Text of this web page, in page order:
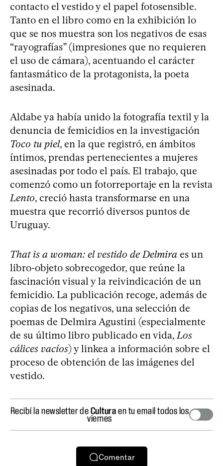
contacto el vestido y el papel fotosensible.
Tanto en el libro como en la exhibición lo
que se nos muestra son los negativos de esas
“rayografías” (impresiones que no requieren
el uso de cámara), acentuando el carácter
fantasmático de la protagonista, la poeta
asesinada.
Aldabe ya había unido la fotografía textil y la
denuncia de femicidios en la investigación
Toco tu piel, en la que registró, en ámbitos
íntimos, prendas pertenecientes a mujeres
asesinadas por todo el país. El trabajo, que
comenzó como un fotorreportaje en la revista
Lento, creció hasta transformarse en una
muestra que recorrió diversos puntos de
Uruguay.
That is a woman: el vestido de Delmira es un
libro-objeto sobrecogedor, que reúne la
fascinación visual y la reivindicación de un
femicidio. La publicación recoge, además de
copias de los negativos, una selección de
poemas de Delmira Agustini (especialmente
de su último libro publicado en vida,Los
cálices vacíos) y linkea a información sobre el
proceso de obtención de las imágenes del
vestido.
Recibí la newsletter deCulturaen tu email todos los
viernes
Comentar